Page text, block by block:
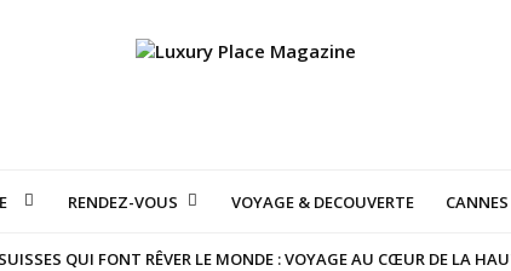
RENDEZ-VOUS VOYAGE & DECOUVERTE
QUI FONT RÊVER LE MONDE : VOYAGE AU CŒUR DE LA